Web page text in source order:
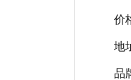
价
地
品